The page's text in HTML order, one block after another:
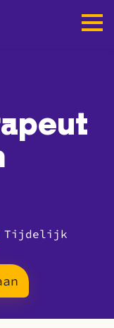
Tijdelijk